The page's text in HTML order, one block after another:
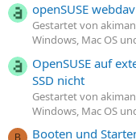
openSUSE
Gestartet von
Windows, Mac OS
OpenSUSE auf
SSD nicht
Gestartet von
Windows, Mac OS
B
Booten und